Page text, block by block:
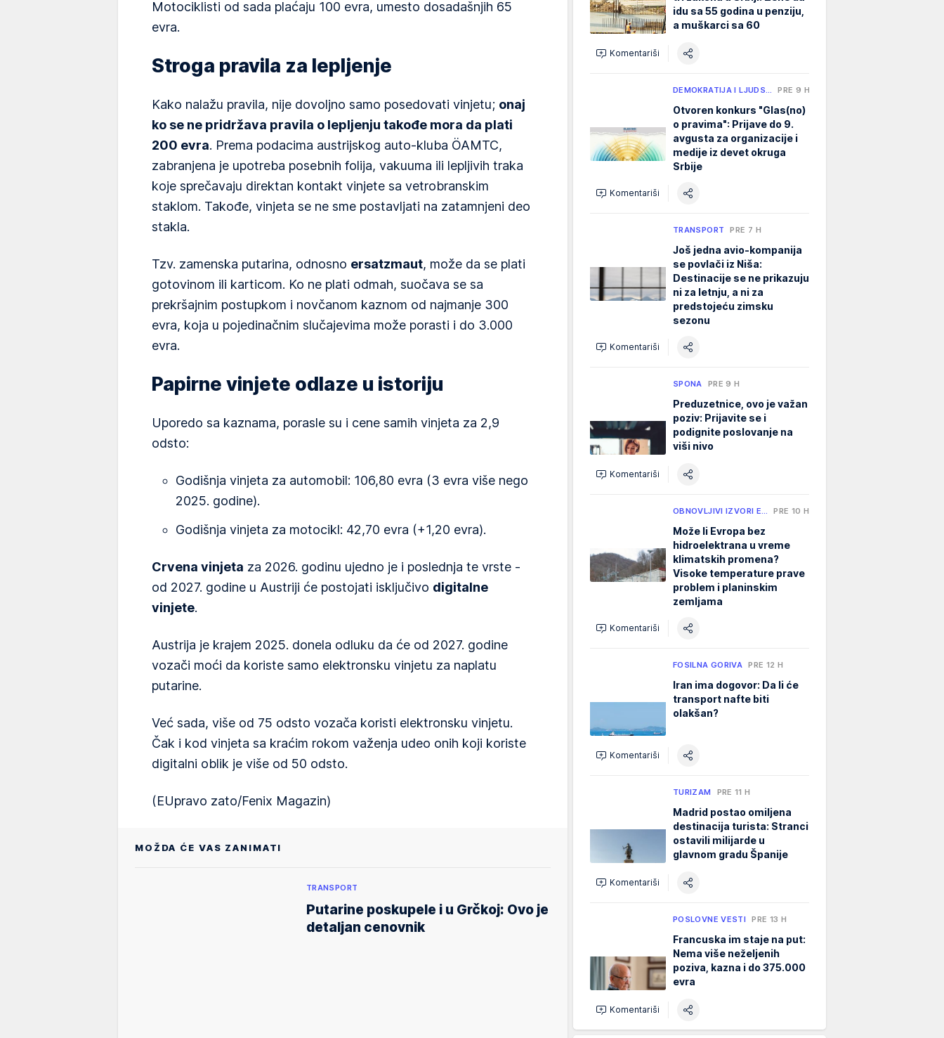
Motociklisti od sada plaćaju 100 evra, umesto dosadašnjih 65
evra.
Stroga pravila za lepljenje
Kako nalažu pravila, nije dovoljno samo posedovati vinjetu; onaj
ko se ne pridržava pravila o lepljenju takođe mora da plati
200 evra. Prema podacima austrijskog auto-kluba ÖAMTC,
zabranjena je upotreba posebnih folija, vakuuma ili lepljivih traka
koje sprečavaju direktan kontakt vinjete sa vetrobranskim
staklom. Takođe, vinjeta se ne sme postavljati na zatamnjeni deo
stakla.
Tzv. zamenska putarina, odnosno ersatzmaut, može da se plati
gotovinom ili karticom. Ko ne plati odmah, suočava se sa
prekršajnim postupkom i novčanom kaznom od najmanje 300
evra, koja u pojedinačnim slučajevima može porasti i do 3.000
evra.
Papirne vinjete odlaze u istoriju
Uporedo sa kaznama, porasle su i cene samih vinjeta za 2,9
odsto:
Godišnja vinjeta za automobil: 106,80 evra (3 evra više nego
2025. godine).
Godišnja vinjeta za motocikl: 42,70 evra (+1,20 evra).
Crvena vinjeta za 2026. godinu ujedno je i poslednja te vrste -
od 2027. godine u Austriji će postojati isključivo digitalne
vinjete.
Austrija je krajem 2025. donela odluku da će od 2027. godine
vozači moći da koriste samo elektronsku vinjetu za naplatu
putarine.
Već sada, više od 75 odsto vozača koristi elektronsku vinjetu.
Čak i kod vinjeta sa kraćim rokom važenja udeo onih koji koriste
digitalni oblik je više od 50 odsto.
(EUpravo zato/Fenix Magazin)
MOŽDA ĆE VAS ZANIMATI
TRANSPORT
Putarine poskupele i u Grčkoj: Ovo je
detaljan cenovnik
idu sa 55 godina u penziju,
a muškarci sa 60
Komentariši
DEMOKRATIJA I LJUDS… PRE 9 H
Otvoren konkurs "Glas(no)
o pravima": Prijave do 9.
avgusta za organizacije i
medije iz devet okruga
Srbije
Komentariši
TRANSPORT PRE 7 H
Još jedna avio-kompanija
se povlači iz Niša:
Destinacije se ne prikazuju
ni za letnju, a ni za
predstojeću zimsku
sezonu
Komentariši
SPONA PRE 9 H
Preduzetnice, ovo je važan
poziv: Prijavite se i
podignite poslovanje na
viši nivo
Komentariši
OBNOVLJIVI IZVORI E… PRE 10 H
Može li Evropa bez
hidroelektrana u vreme
klimatskih promena?
Visoke temperature prave
problem i planinskim
zemljama
Komentariši
FOSILNA GORIVA PRE 12 H
Iran ima dogovor: Da li će
transport nafte biti
olakšan?
Komentariši
TURIZAM PRE 11 H
Madrid postao omiljena
destinacija turista: Stranci
ostavili milijarde u
glavnom gradu Španije
Komentariši
POSLOVNE VESTI PRE 13 H
Francuska im staje na put:
Nema više neželjenih
poziva, kazna i do 375.000
evra
Komentariši